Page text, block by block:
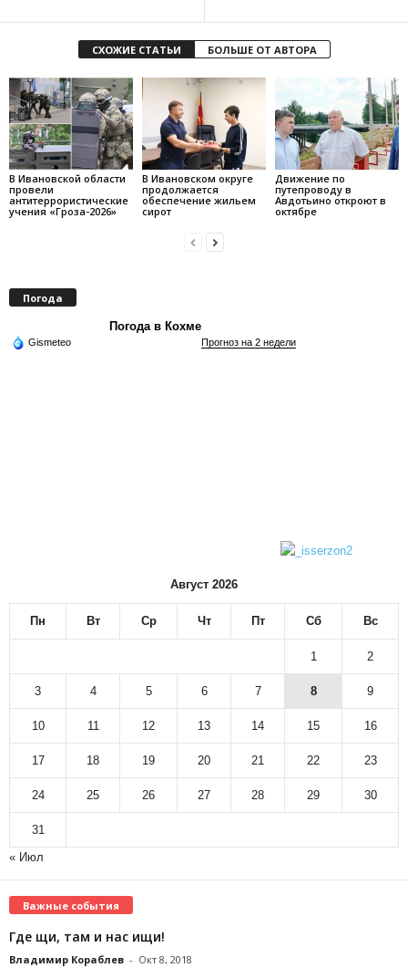
СХОЖИЕ СТАТЬИ БОЛЬШЕ ОТ АВТОРА
В Ивановской области
провели
антитеррористические
учения «Гроза-2026»
В Ивановском округе
продолжается
обеспечение жильем
сирот
Движение по
путепроводу в
Авдотьино откроют в
октябре
Погода
Погода в Кохме
Gismeteo Прогноз на 2 недели
Август 2026
Пн Вт Ср Чт Пт Сб Вс
1 2
3 4 5 6 7 8 9
10 11 12 13 14 15 16
17 18 19 20 21 22 23
24 25 26 27 28 29 30
31
« Июл
Важные события
Где щи, там и нас ищи!
Владимир Кораблев - Окт 8, 2018